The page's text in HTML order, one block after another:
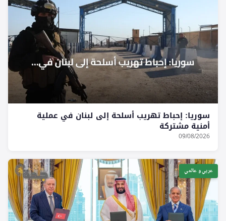
سوريا: إحباط تهريب أسلحة إلى لبنان في عملية
أمنية مشتركة
09/08/2026
عربي و عالمي